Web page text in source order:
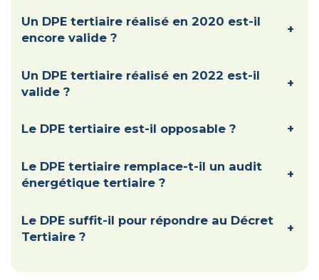
Un DPE tertiaire réalisé en 2020 est-il
encore valide ?
+
Un DPE tertiaire réalisé en 2022 est-il
valide ?
+
Le DPE tertiaire est-il opposable ? +
Le DPE tertiaire remplace-t-il un audit
énergétique tertiaire ?
+
Le DPE suffit-il pour répondre au Décret
Tertiaire ?
+